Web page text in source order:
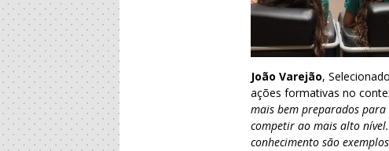
João Varejão,
ações formativas no
mais bem preparados
competir ao mais alto
conhecimento são